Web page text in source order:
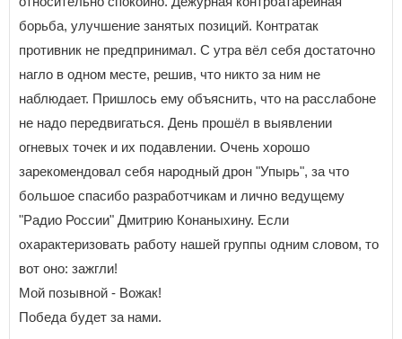
борьба, улучшение занятых позиций. Контратак
противник не предпринимал. С утра вёл себя достаточно
нагло в одном месте, решив, что никто за ним не
наблюдает. Пришлось ему объяснить, что на расслабоне
не надо передвигаться. День прошёл в выявлении
огневых точек и их подавлении. Очень хорошо
зарекомендовал себя народный дрон "Упырь", за что
большое спасибо разработчикам и лично ведущему
"Радио России" Дмитрию Конаныхину. Если
охарактеризовать работу нашей группы одним словом, то
вот оно: зажгли!
Мой позывной - Вожак!
Победа будет за нами.